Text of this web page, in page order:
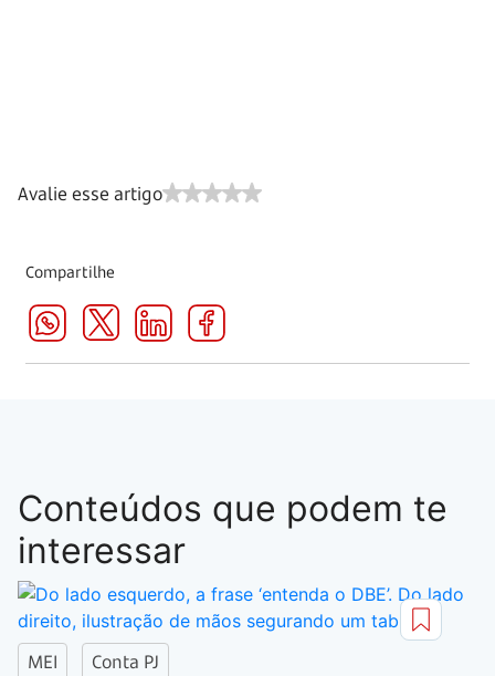
Avalie esse artigo
Compartilhe
Conteúdos que podem te
interessar
MEI Conta PJ